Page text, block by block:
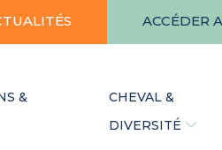
ACCÉDER
&
CHEVAL &
DIVERSITÉ